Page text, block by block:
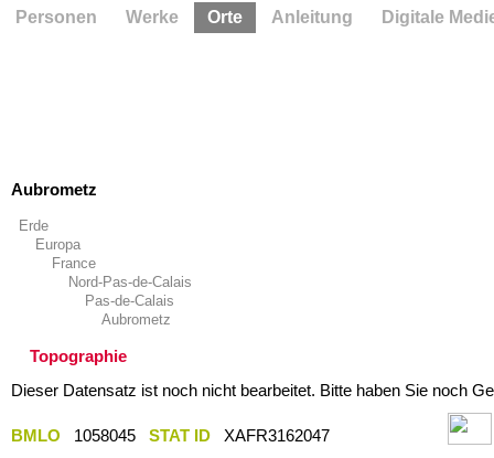
Aubrometz
Erde
Europa
France
Nord-Pas-de-Calais
Pas-de-Calais
Aubrometz
Topographie
Dieser Datensatz ist noch nicht bearbeitet. Bitte haben Sie noch
BMLO 1058045 STAT ID
XAFR3162047
Personen Werke Orte Anleitung Digitale